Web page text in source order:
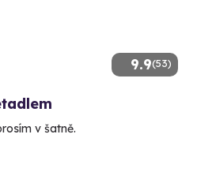
9.9(53)
v šatně.